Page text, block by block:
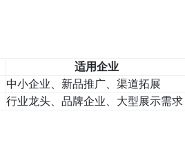
适用企业
中小企业、新品推广、渠道拓展
行业龙头、品牌企业、大型展示需求